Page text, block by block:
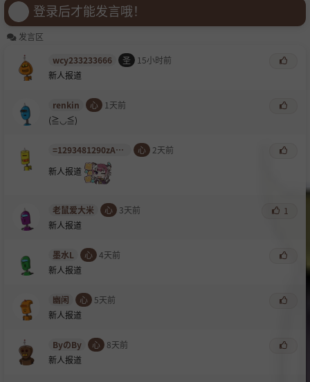
登录后才能发言哦！
发言区
wcy233233666
圣
15小时前
新人报道
renkin 心
1天前
(≧◡≦)
=1293481290zAdhz 心
2天前
新人报道
老鼠爱大米 心 3天前
1
新人报道
墨水L 心 4天前
新人报道
幽闲 心
5天前
新人报道
ByのBy 心
8天前
新人报道